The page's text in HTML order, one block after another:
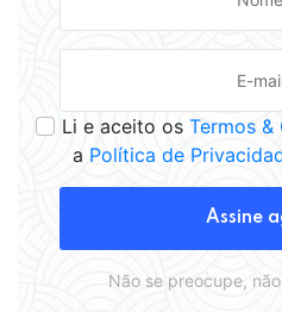
Li e aceito os Termos &
a Política de
Assine
Não se preocupe,